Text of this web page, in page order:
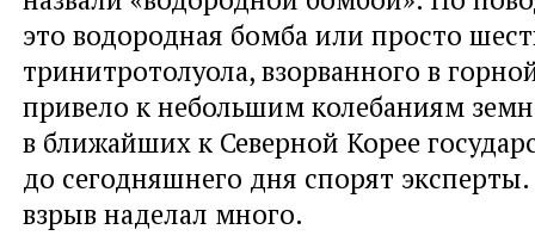
это водородная бомба или просто
тринитротолуола, взорванного в
привело к небольшим колебаниям
в ближайших к Северной Корее
до сегодняшнего дня спорят
взрыв наделал много.